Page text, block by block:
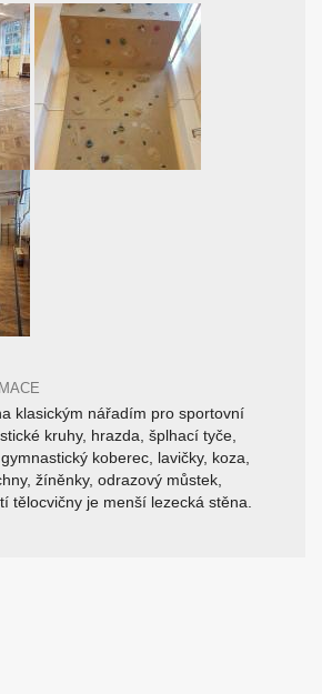
klasickým nářadím pro sportovní
kruhy, hrazda, šplhací tyče,
koberec, lavičky, koza,
žíněnky, odrazový můstek,
tělocvičny je menší lezecká stěna.